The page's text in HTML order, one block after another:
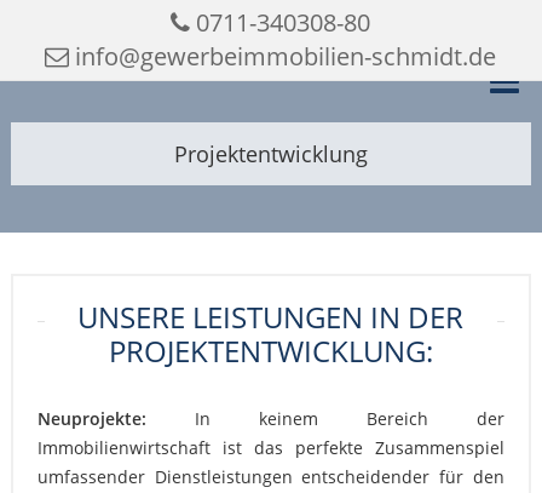
0711-340308-80
info@gewerbeimmobilien-schmidt.de
Projektentwicklung
UNSERE LEISTUNGEN IN DER
PROJEKTENTWICKLUNG:
Neuprojekte: In keinem Bereich der
Immobilienwirtschaft ist das perfekte Zusammenspiel
umfassender Dienstleistungen entscheidender für den